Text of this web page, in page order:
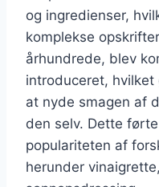
og ingredienser,
komplekse
århundrede, blev
introduceret,
at nyde smagen af
den selv. Dette
populariteten af
herunder